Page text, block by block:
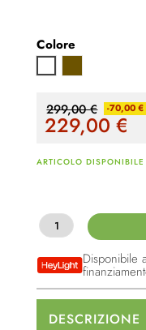
Colore
299,00 € -70,00 €
229,00€
ARTICOLO DISPONIBILE
Disponibile
DESCRIZIONE